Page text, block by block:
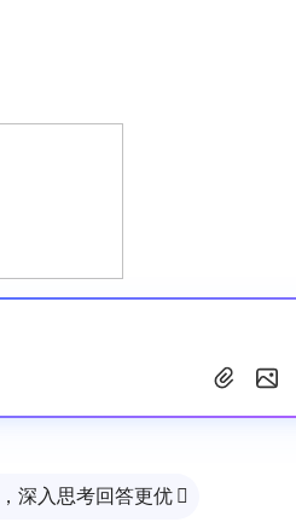
深入思考回答更优 